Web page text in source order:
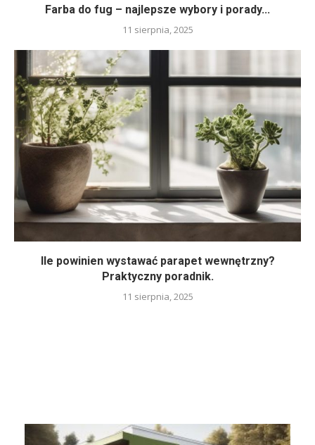
Farba do fug – najlepsze wybory i porady...
11 sierpnia, 2025
Ile powinien wystawać parapet wewnętrzny?
Praktyczny poradnik.
11 sierpnia, 2025